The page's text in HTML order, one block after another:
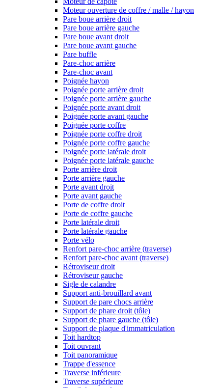
Moteur ouverture de coffre / malle / hayon
Pare boue arrière droit
Pare boue arrière gauche
Pare boue avant droit
Pare boue avant gauche
Pare buffle
Pare-choc arrière
Pare-choc avant
Poignée hayon
Poignée porte arrière droit
Poignée porte arrière gauche
Poignée porte avant droit
Poignée porte avant gauche
Poignée porte coffre
Poignée porte coffre droit
Poignée porte coffre gauche
Poignée porte latérale droit
Poignée porte latérale gauche
Porte arrière droit
Porte arrière gauche
Porte avant droit
Porte avant gauche
Porte de coffre droit
Porte de coffre gauche
Porte latérale droit
Porte latérale gauche
Porte vélo
Renfort pare-choc arrière (traverse)
Renfort pare-choc avant (traverse)
Rétroviseur droit
Rétroviseur gauche
Sigle de calandre
Support anti-brouillard avant
Support de pare chocs arrière
Support de phare droit (tôle)
Support de phare gauche (tôle)
Support de plaque d'immatriculation
Toit hardtop
Toit ouvrant
Toit panoramique
Trappe d'essence
Traverse inférieure
Traverse supérieure